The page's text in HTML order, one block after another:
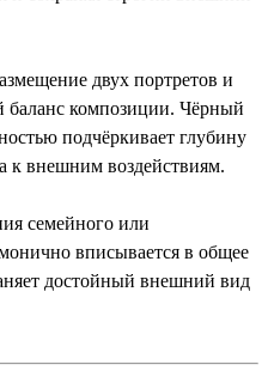
двух портретов и
баланс композиции. Чёрный
подчёркивает глубину
к внешним воздействиям.
семейного или
вписывается в общее
достойный внешний вид